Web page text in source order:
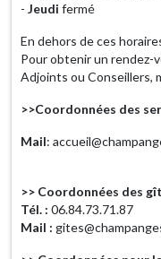
- Jeudi fermé
En dehors de ces
Pour obtenir un rendez-
Adjoints ou Conseillers,
>>Coordonnées des
Mail:
>> Coordonnées des
Tél. : 06.84.73.71.87
Mail :